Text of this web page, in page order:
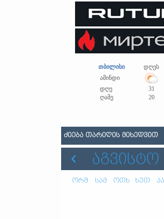
თბილისი დღეს
ამინდი
დღე
31
ღამე
20
ᲫᲘᲔᲑᲐ ᲗᲐᲠᲘᲦᲘᲡ ᲛᲘᲮᲔᲓᲕᲘᲗ
ᲐᲒᲕᲘᲡᲢᲝ
ორშ სამ ოთხ ხუთ